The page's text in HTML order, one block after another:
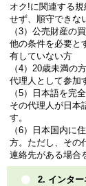
オク!に関連する
せず、順守できな
（3）公売財産の
他の条件を必要と
有していない方
（4）20歳未満の
代理人として参加
（5）日本語を完
その代理人が日本
す。
（6）日本国内に
方。ただし、その
連絡先がある場合
2. インタ